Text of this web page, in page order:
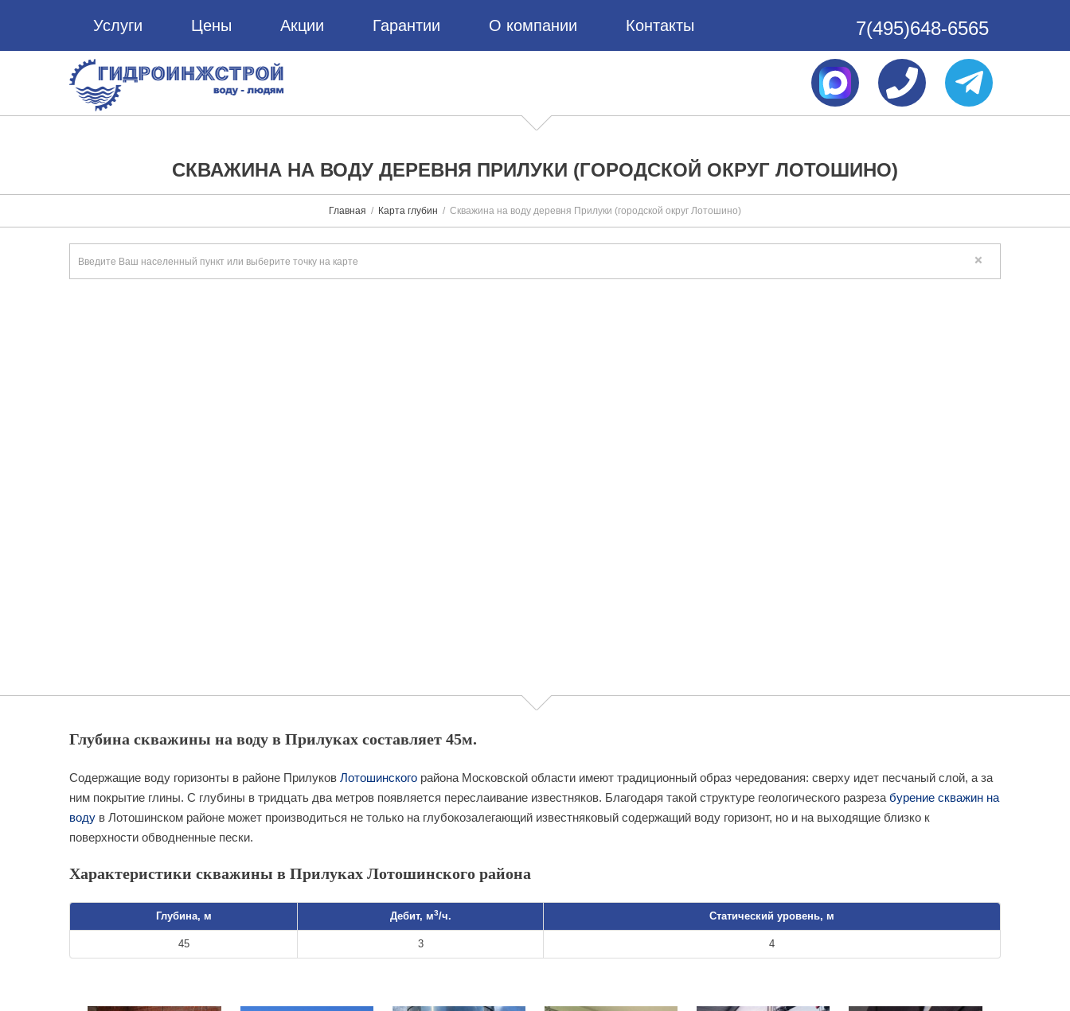
Услуги Цены Акции Гарантии О компании Контакты 7(495)648-6565
СКВАЖИНА НА ВОДУ ДЕРЕВНЯ ПРИЛУКИ (ГОРОДСКОЙ ОКРУГ ЛОТОШИНО)
Главная Карта глубин Скважина на воду деревня Прилуки (городской округ Лотошино)
Глубина скважины на воду в Прилуках составляет 45м.
Содержащие воду горизонты в районе Прилуков Лотошинского района Московской области имеют традиционный образ чередования: сверху идет песчаный слой, а за
ним покрытие глины. С глубины в тридцать два метров появляется переслаивание известняков. Благодаря такой структуре геологического разреза бурение скважин на
воду в Лотошинском районе может производиться не только на глубокозалегающий известняковый содержащий воду горизонт, но и на выходящие близко к
поверхности обводненные пески.
Характеристики скважины в Прилуках Лотошинского района
Глубина, м Дебит, м3/ч. Статический уровень, м
45 3 4